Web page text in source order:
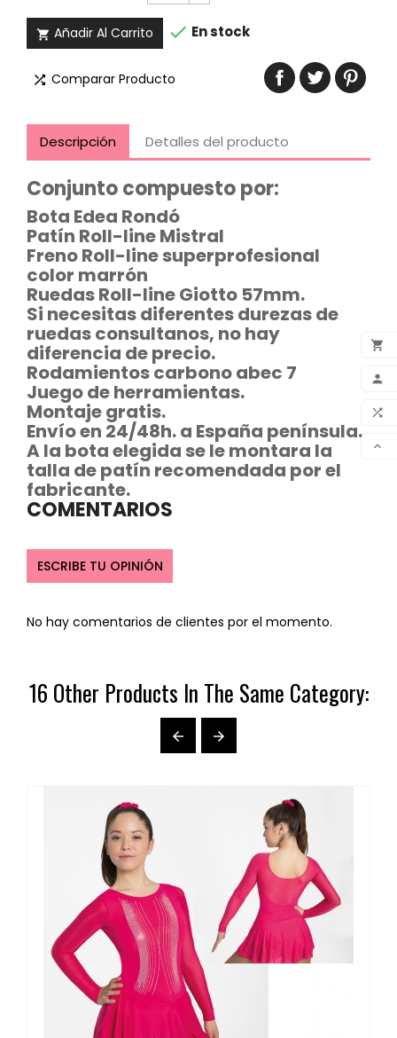




 Añadir Al Carrito  En stock
 Comparar Producto
Descripción Detalles del producto
Conjunto compuesto por:
Bota Edea Rondó
Patín Roll-line Mistral
Freno Roll-line superprofesional
color marrón
Ruedas Roll-line Giotto 57mm.
Si necesitas diferentes durezas de
ruedas consultanos, no hay
diferencia de precio.
Rodamientos carbono abec 7
Juego de herramientas.
Montaje gratis.
Envío en 24/48h. a España península.
A la bota elegida se le montara la
talla de patín recomendada por el
fabricante.
COMENTARIOS
ESCRIBE TU OPINIÓN
No hay comentarios de clientes por el momento.
16 Other Products In The Same Category:
 